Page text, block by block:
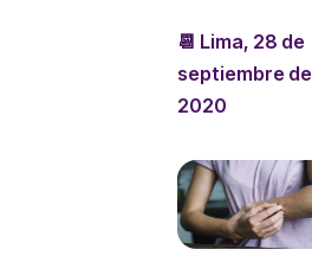
📆 Lima, 28 de
septiembre de
2020